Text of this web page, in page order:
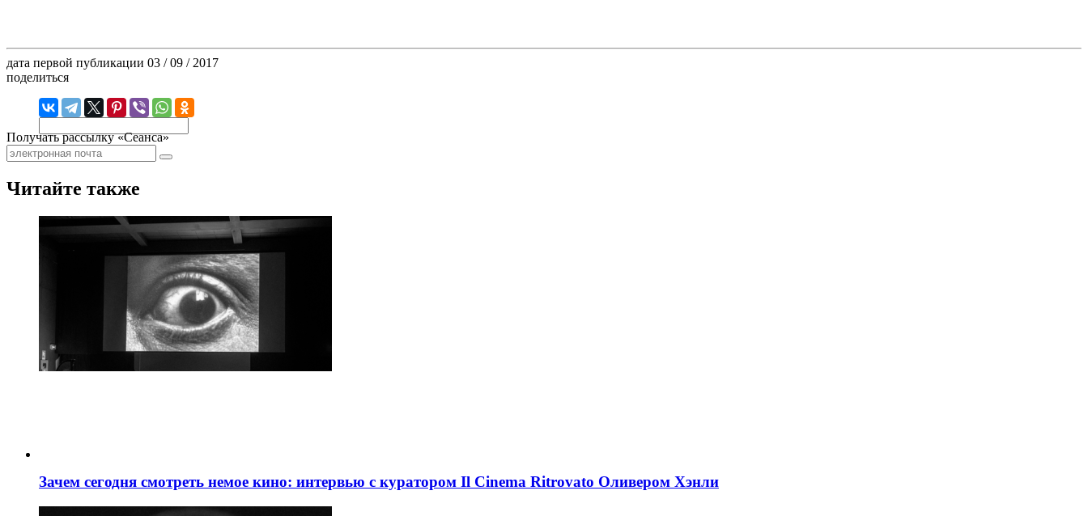
дата первой публикации 03 / 09 / 2017
поделиться
Получать рассылку «Сеанса»
Читайте также
Зачем сегодня смотреть немое кино: интервью с куратором Il Cinema Ritrovato Оливером Хэнли